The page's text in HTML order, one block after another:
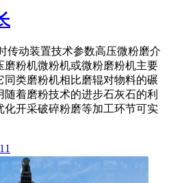
传动装置技术参数高压微粉磨介
磨粉机微粉机或微粉磨粉机主要
同类磨粉机相比磨辊对物料的碾
着磨粉技术的进步石灰石的利
化开采破碎粉磨等加工环节可实